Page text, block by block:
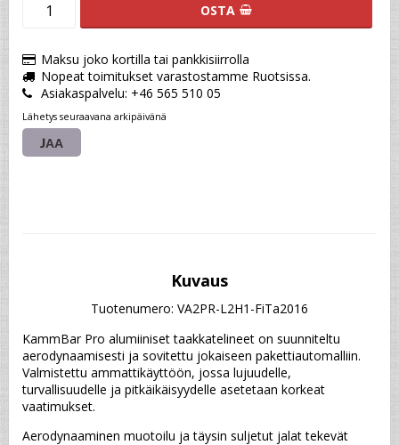
OSTA
Maksu joko kortilla tai pankkisiirrolla
Nopeat toimitukset varastostamme Ruotsissa.
Asiakaspalvelu: +46 565 510 05
Lähetys seuraavana arkipäivänä
JAA
Kuvaus
Tuotenumero: VA2PR-L2H1-FiTa2016
KammBar Pro alumiiniset taakkatelineet on suunniteltu
aerodynaamisesti ja sovitettu jokaiseen pakettiautomalliin.
Valmistettu ammattikäyttöön, jossa lujuudelle,
turvallisuudelle ja pitkäikäisyydelle asetetaan korkeat
vaatimukset.
Aerodynaaminen muotoilu ja täysin suljetut jalat tekevät